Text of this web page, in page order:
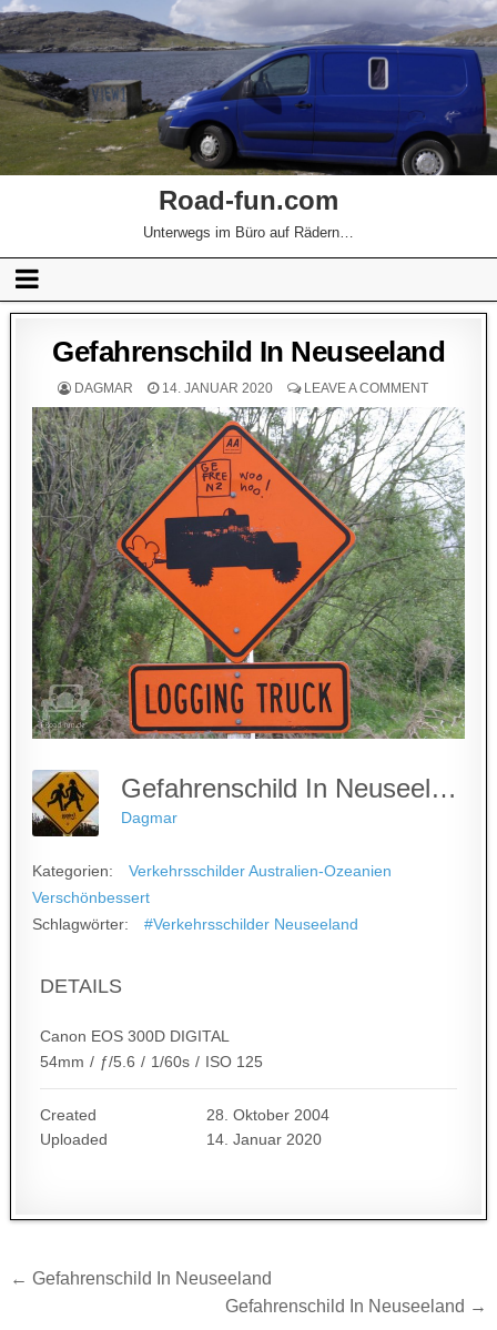
Road-fun.com
Unterwegs im Büro auf Rädern…
Gefahrenschild In Neuseeland
DAGMAR 14. JANUAR 2020 LEAVE A COMMENT
Gefahrenschild In Neuseeland
Dagmar
Kategorien:
Verkehrsschilder Australien-Ozeanien
Verschönbessert
Schlagwörter:
#Verkehrsschilder Neuseeland
DETAILS
Canon EOS 300D DIGITAL
54mm / ƒ/5.6 / 1/60s / ISO 125
Created
28. Oktober 2004
Uploaded
14. Januar 2020
Beitragsnavigation
← Gefahrenschild In Neuseeland
Gefahrenschild In Neuseeland →